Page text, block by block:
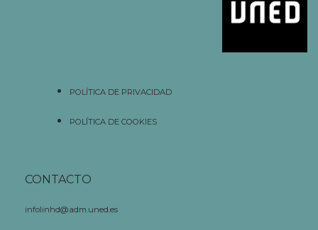
POLÍTICA DE PRIVACIDAD
POLÍTICA DE COOKIES
CONTACTO
infolinhd@adm.uned.es